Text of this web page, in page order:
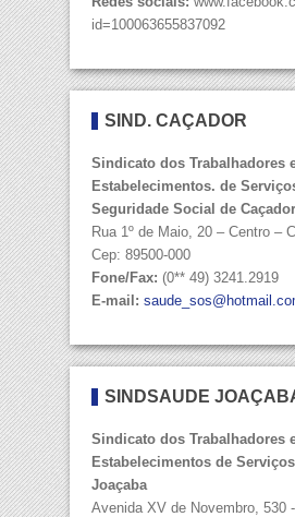
id=100063655837092
SIND. CAÇADOR
Sindicato dos Trabalhadores
Estabelecimentos. de
Seguridade Social de
Rua 1º de Maio, 20 – Centro –
Cep: 89500-000
Fone/Fax: (0** 49) 3241.2919
E-mail:
SINDSAÚDE
Sindicato dos Trabalhadores
Estabelecimentos de
Joaçaba
Avenida XV de Novembro, 530